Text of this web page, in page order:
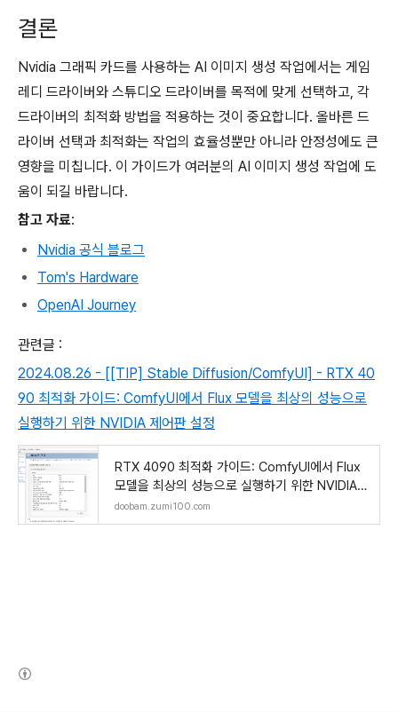
결론
Nvidia 그래픽 카드를 사용하는 AI 이미지 생성 작업에서는 게임
레디 드라이버와 스튜디오 드라이버를 목적에 맞게 선택하고, 각
드라이버의 최적화 방법을 적용하는 것이 중요합니다. 올바른 드
라이버 선택과 최적화는 작업의 효율성뿐만 아니라 안정성에도 큰
영향을 미칩니다. 이 가이드가 여러분의 AI 이미지 생성 작업에 도
움이 되길 바랍니다.
참고 자료:
Nvidia 공식 블로그
Tom's Hardware
OpenAI Journey
관련글 :
2024.08.26 - [[TIP] Stable Diffusion/ComfyUI] - RTX 40
90 최적화 가이드: ComfyUI에서 Flux 모델을 최상의 성능으로
실행하기 위한 NVIDIA 제어판 설정
RTX 4090 최적화 가이드: ComfyUI에서 Flux
모델을 최상의 성능으로 실행하기 위한 NVIDIA
제어판 설정
doobam.zumi100.com